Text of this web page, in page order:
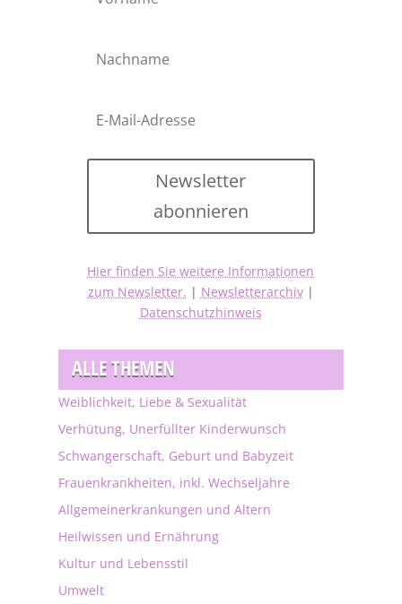
Newsletter
abonnieren
Hier finden Sie weitere Informationen
zum Newsletter. | Newsletterarchiv|
Datenschutzhinweis
ALLE THEMEN
Weiblichkeit, Liebe & Sexualität
Verhütung, Unerfüllter Kinderwunsch
Schwangerschaft, Geburt und Babyzeit
Frauenkrankheiten, inkl. Wechseljahre
Allgemeinerkrankungen und Altern
Heilwissen und Ernährung
Kultur und Lebensstil
Umwelt